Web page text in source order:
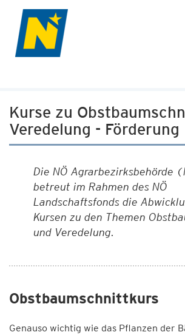
Kurse zu
Veredelung - Förderung
Die NÖ Agrarbezirksbehörde
betreut im Rahmen des NÖ
Landschaftsfonds die
Kursen zu den Themen
und Veredelung.
Obstbaumschnittkurs
Genauso wichtig wie das Pflanzen der